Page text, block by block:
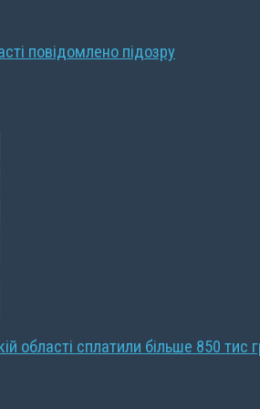
повідомлено підозру
області сплатили більше 850 тис